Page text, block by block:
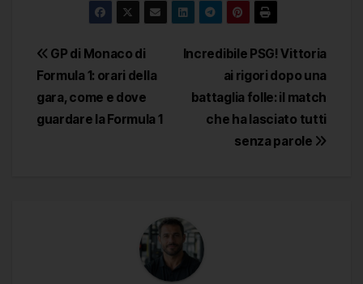
Navigazione
articoli
Incredibile PSG! Vittoria
ai rigori dopo una
battaglia folle: il match
che ha lasciato tutti
senza parole
GP di Monaco di
Formula 1: orari della
gara, come e dove
guardare la Formula 1